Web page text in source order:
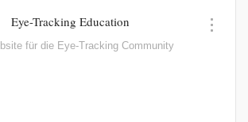
Eye-Tracking Education
für die Eye-Tracking Community